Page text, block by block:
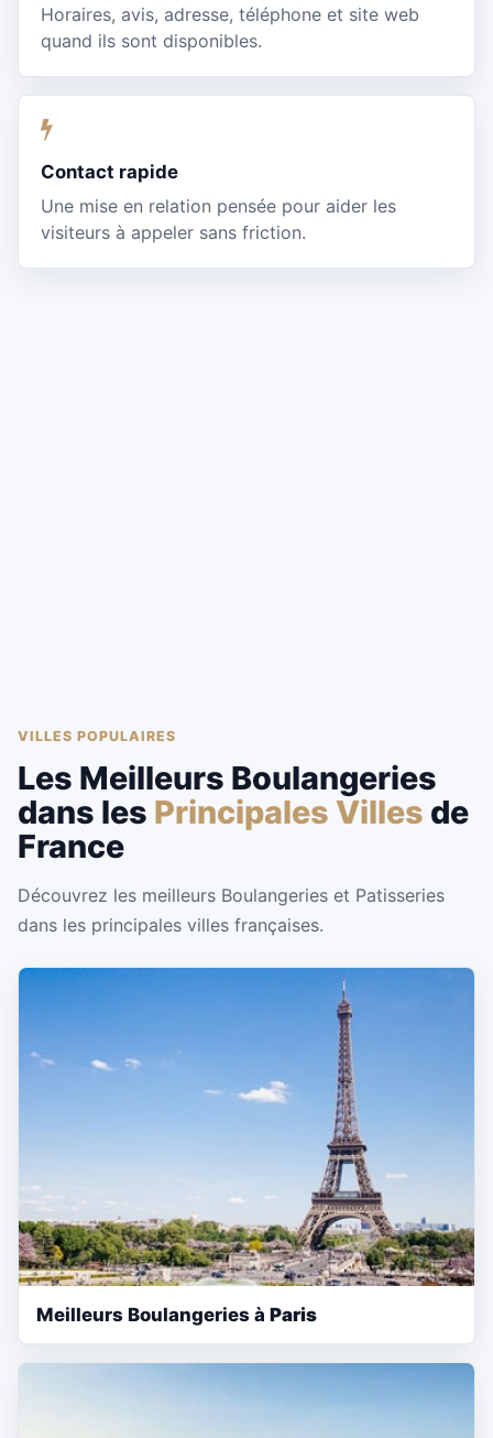
Horaires, avis, adresse, téléphone et site web
quand ils sont disponibles.
Contact rapide
Une mise en relation pensée pour aider les
visiteurs à appeler sans friction.
VILLES POPULAIRES
Les Meilleurs Boulangeries
dans les Principales Villes de
France
Découvrez les meilleurs Boulangeries et Patisseries
dans les principales villes françaises.
Meilleurs Boulangeries à Paris